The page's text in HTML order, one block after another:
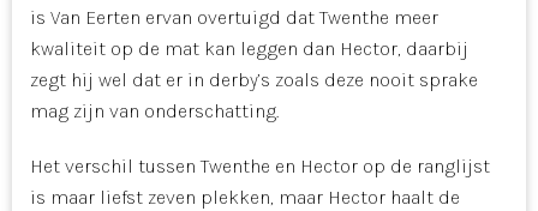
is Van Eerten ervan overtuigd dat Twenthe meer
kwaliteit op de mat kan leggen dan Hector, daarbij
zegt hij wel dat er in derby’s zoals deze nooit sprake
mag zijn van onderschatting.
Het verschil tussen Twenthe en Hector op de ranglijst
is maar liefst zeven plekken, maar Hector haalt de